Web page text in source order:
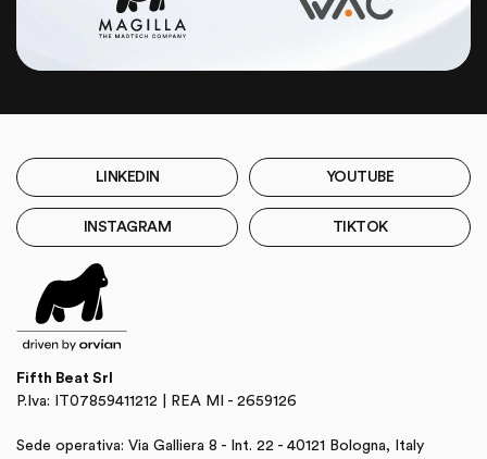
LINKEDIN YOUTUBE
INSTAGRAM TIKTOK
Fifth Beat Srl
P.Iva: IT07859411212 | REA MI - 2659126
Sede operativa: Via Galliera 8 - Int. 22 - 40121 Bologna, Italy